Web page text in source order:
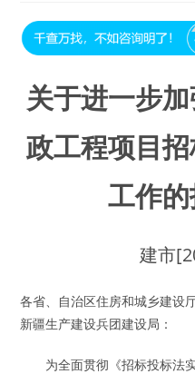
关于进一步
政工程项目
工作
建市
各省、自治区住房和城乡建设
新疆生产建设兵团建设局：
为全面贯彻《招标投标法